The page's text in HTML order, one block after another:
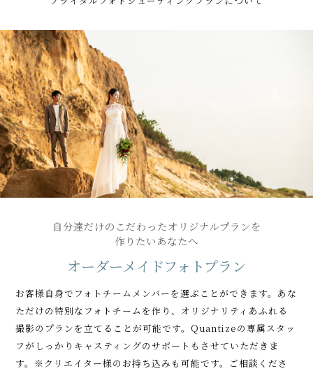
自分達だけのこだわったオリジナルプランを
作りたいあなたへ
オーダーメイドフォトプラン
お客様自身でフォトチームメンバーを選ぶことができます。 あな
ただけの特別なフォトチームを作り、オリジナリティあふれる
撮影のプランを 立てることが可能です。Quantizeの専属スタッ
フがしっかりキャスティングのサポートも させていただきま
す。※クリエイター様のお持ち込みも可能です。ご相談くださ